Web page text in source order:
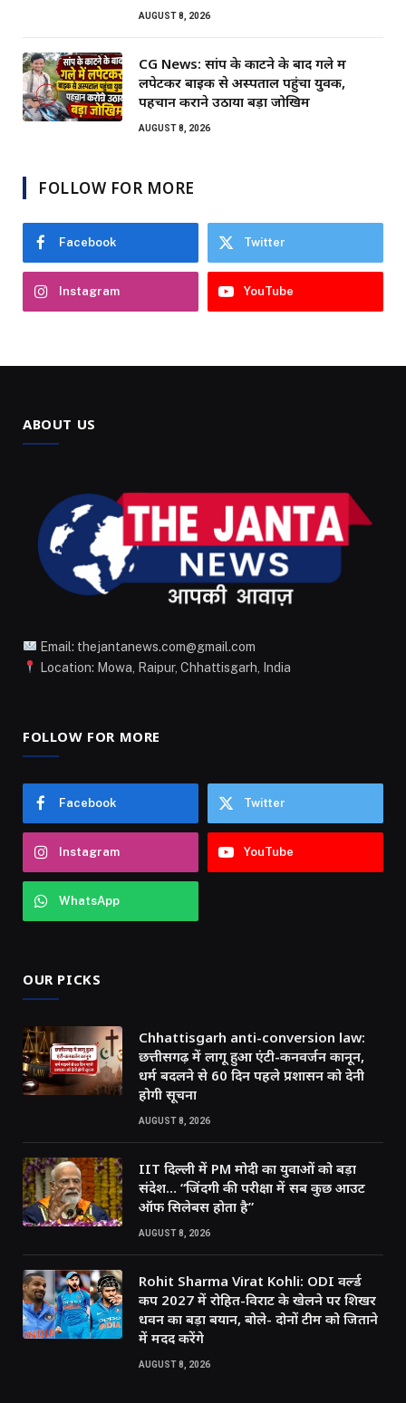
AUGUST 8, 2026
CG News: सांप के काटने के बाद गले में
लपेटकर बाइक से अस्पताल पहुंचा युवक,
पहचान कराने उठाया बड़ा जोखिम
AUGUST 8, 2026
FOLLOW FOR MORE
Facebook Twitter
Instagram YouTube
ABOUT US
Email: thejantanews.com@gmail.com
Location: Mowa, Raipur, Chhattisgarh, India
FOLLOW FOR MORE
Facebook Twitter
Instagram YouTube
WhatsApp
OUR PICKS
Chhattisgarh anti-conversion law:
छत्तीसगढ़ में लागू हुआ एंटी-कनवर्जन कानून,
धर्म बदलने से 60 दिन पहले प्रशासन को देनी
होगी सूचना
AUGUST 8, 2026
IIT दिल्ली में PM मोदी का युवाओं को बड़ा
संदेश… “जिंदगी की परीक्षा में सब कुछ आउट
ऑफ सिलेबस होता है”
AUGUST 8, 2026
Rohit Sharma Virat Kohli: ODI वर्ल्ड
कप 2027 में रोहित-विराट के खेलने पर शिखर
धवन का बड़ा बयान, बोले- दोनों टीम को जिताने
में मदद करेंगे
AUGUST 8, 2026